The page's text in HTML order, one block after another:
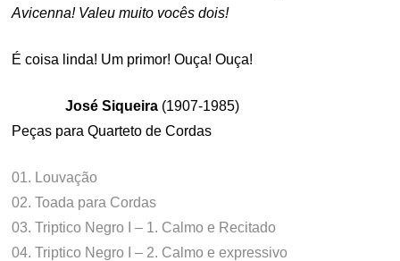
Avicenna! Valeu muito vocês dois!
É coisa linda! Um primor! Ouça! Ouça!
José Siqueira (1907-1985)
Peças para Quarteto de Cordas
01. Louvação
02. Toada para Cordas
03. Triptico Negro I – 1. Calmo e Recitado
04. Triptico Negro I – 2. Calmo e expressivo